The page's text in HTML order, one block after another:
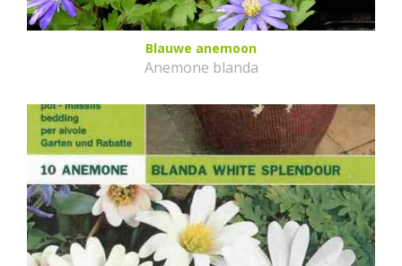
Blauwe anemoon
Anemone blanda